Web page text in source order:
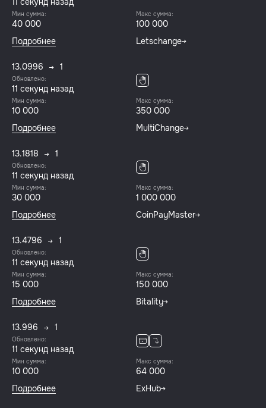
Мин сумма:
40 000
Макс сумма:
100 000
Подробнее
Letschange
13.0996 1
Обновлено:
12 секунд назад
Мин сумма:
10 000
Макс сумма:
350 000
Подробнее
MultiChange
13.1818 1
Обновлено:
12 секунд назад
Мин сумма:
30 000
Макс сумма:
1 000 000
Подробнее
CoinPayMaster
13.4796 1
Обновлено:
12 секунд назад
Мин сумма:
15 000
Макс сумма:
150 000
Подробнее
Bitality
13.996 1
Обновлено:
12 секунд назад
Мин сумма:
10 000
Макс сумма:
64 000
Подробнее
ExHub